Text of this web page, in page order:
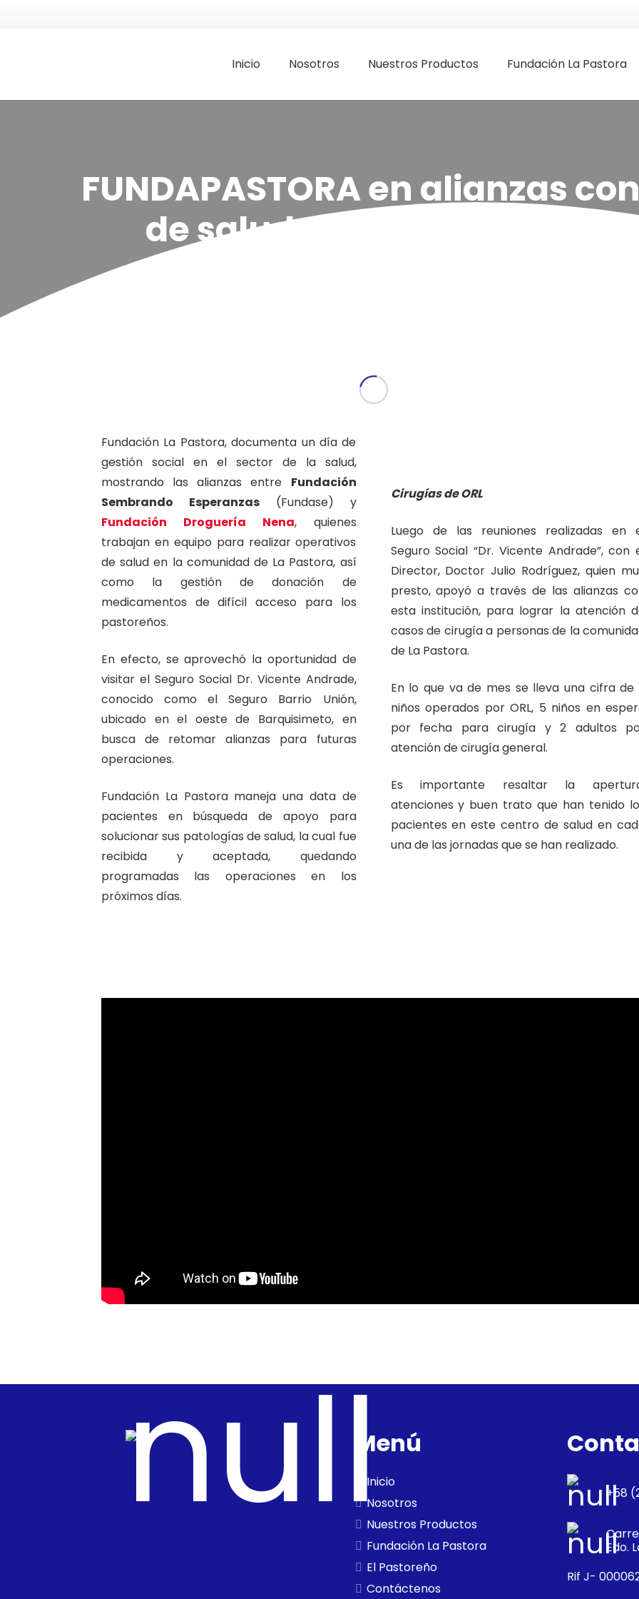
Inicio Nosotros Nuestros Productos Fundación La Pastora
FUNDAPASTORA en alianzas
de salud en la ciudad de
Fundación La Pastora, documenta un día de
gestión social en el sector de la salud,
mostrando las alianzas entre Fundación
Sembrando Esperanzas(Fundase) y
Fundación Droguería Nena, quienes
trabajan en equipo para realizar operativos
de salud en la comunidad de La Pastora, así
como la gestión de donación de
medicamentos de difícil acceso para los
pastoreños.
En efecto, se aprovechó la oportunidad de
visitar el Seguro Social Dr. Vicente Andrade,
conocido como el Seguro Barrio Unión,
ubicado en el oeste de Barquisimeto, en
busca de retomar alianzas para futuras
operaciones.
Fundación La Pastora maneja una data de
pacientes en búsqueda de apoyo para
solucionar sus patologías de salud, la cual fue
recibida y aceptada, quedando
programadas las operaciones en los
próximos días.
Cirugías de ORL
Luego de las reuniones realizadas en
Seguro Social “Dr. Vicente Andrade”, con
Director, Doctor Julio Rodríguez, quien
presto, apoyó a través de las alianzas
esta institución, para lograr la atención
casos de cirugía a personas de la
de La Pastora.
En lo que va de mes se lleva una cifra de
niños operados por ORL, 5 niños en
por fecha para cirugía y 2 adultos
atención de cirugía general.
Es importante resaltar la
atenciones y buen trato que han tenido
pacientes en este centro de salud en
una de las jornadas que se han realizado.
Menú
Inicio
Nosotros
Nuestros Productos
Fundación La Pastora
El Pastoreño
Contáctenos
+58
Edo.
Rif J-